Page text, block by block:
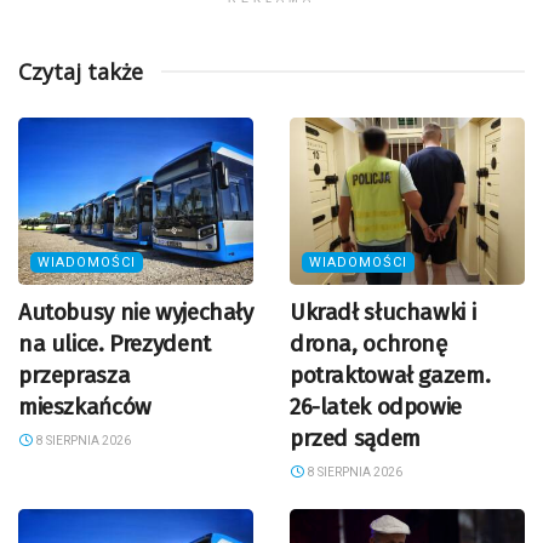
Czytaj także
WIADOMOŚCI
Autobusy nie wyjechały
na ulice. Prezydent
przeprasza
mieszkańców
8 SIERPNIA 2026
WIADOMOŚCI
Ukradł słuchawki i
drona, ochronę
potraktował gazem.
26-latek odpowie
przed sądem
8 SIERPNIA 2026